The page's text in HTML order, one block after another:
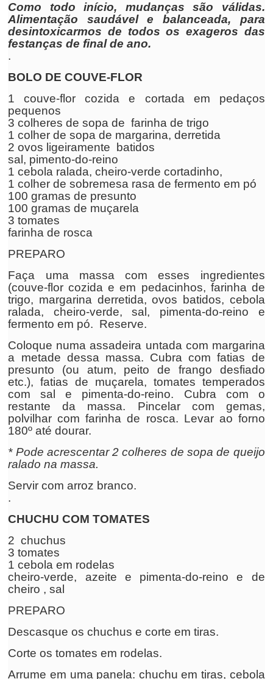
Como todo início, mudanças são válidas.
Alimentação saudável e balanceada, para
desintoxicarmos de todos os exageros das
festanças de final de ano.
.
BOLO DE COUVE-FLOR
1 couve-flor cozida e cortada em pedaços
pequenos
3 colheres de sopa de farinha de trigo
1 colher de sopa de margarina, derretida
2 ovos ligeiramente batidos
sal, pimento-do-reino
1 cebola ralada, cheiro-verde cortadinho,
1 colher de sobremesa rasa de fermento em pó
100 gramas de presunto
100 gramas de muçarela
3 tomates
farinha de rosca
PREPARO
Faça uma massa com esses ingredientes
(couve-flor cozida e em pedacinhos, farinha de
trigo, margarina derretida, ovos batidos, cebola
ralada, cheiro-verde, sal, pimenta-do-reino e
fermento em pó. Reserve.
Coloque numa assadeira untada com margarina
a metade dessa massa. Cubra com fatias de
presunto (ou atum, peito de frango desfiado
etc.), fatias de muçarela, tomates temperados
com sal e pimenta-do-reino. Cubra com o
restante da massa. Pincelar com gemas,
polvilhar com farinha de rosca. Levar ao forno
180º até dourar.
* Pode acrescentar 2 colheres de sopa de queijo
ralado na massa.
Servir com arroz branco.
.
CHUCHU COM TOMATES
2 chuchus
3 tomates
1 cebola em rodelas
cheiro-verde, azeite e pimenta-do-reino e de
cheiro , sal
PREPARO
Descasque os chuchus e corte em tiras.
Corte os tomates em rodelas.
Arrume em uma panela: chuchu em tiras, cebola